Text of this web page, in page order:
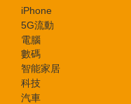
iPhone
5G流動
電腦
數碼
智能家居
科技
汽車